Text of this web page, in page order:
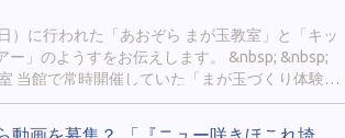
」まで通知をお届けできるので、イベント開
方にお勧めです！ &nbsp; ４月には、次のページ
きるようになります。 https://sakitama-
&nbsp; ③当HP 「新着情報」では、新し
）に行われた「あおぞら まが玉教室」と「キッ
ー」のようすをお伝えします。 &nbsp; &nbsp;
当館で常時開催していた「まが玉づくり体験」
のため、まが玉を屋外で作れるイベントを開催
きたま古墳公園の駐車場からほど近い、「北側